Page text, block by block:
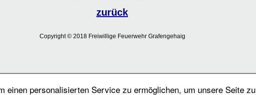
personalisierten Service zu ermöglichen, um unsere Seite zu
zurück
Copyright © 2018 Freiwillige Feuerwehr Grafengehaig